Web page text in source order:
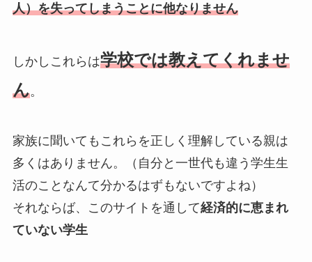
人）を失ってしまうことに他なりません
しかしこれらは学校では教えてくれませ
ん。
家族に聞いてもこれらを正しく理解している親は
多くはありません。（自分と一世代も違う学生生
活のことなんて分かるはずもないですよね）
それならば、このサイトを通して経済的に恵まれ
ていない学生